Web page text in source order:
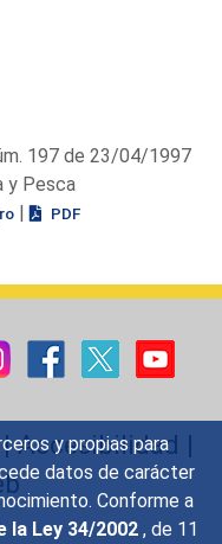
y propias para
datos de carácter
Conforme a
la Ley 34/2002 , de 11
197 de 23/04/1997
y Pesca
| PDF
Accesibilidad |